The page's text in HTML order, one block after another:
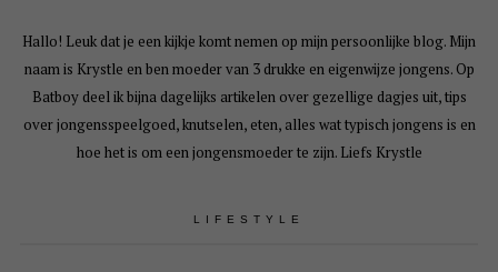
Hallo! Leuk dat je een kijkje komt nemen op mijn persoonlijke blog. Mijn
naam is Krystle en ben moeder van 3 drukke en eigenwijze jongens. Op
Batboy deel ik bijna dagelijks artikelen over gezellige dagjes uit, tips
over jongensspeelgoed, knutselen, eten, alles wat typisch jongens is en
hoe het is om een jongensmoeder te zijn. Liefs Krystle
LIFESTYLE